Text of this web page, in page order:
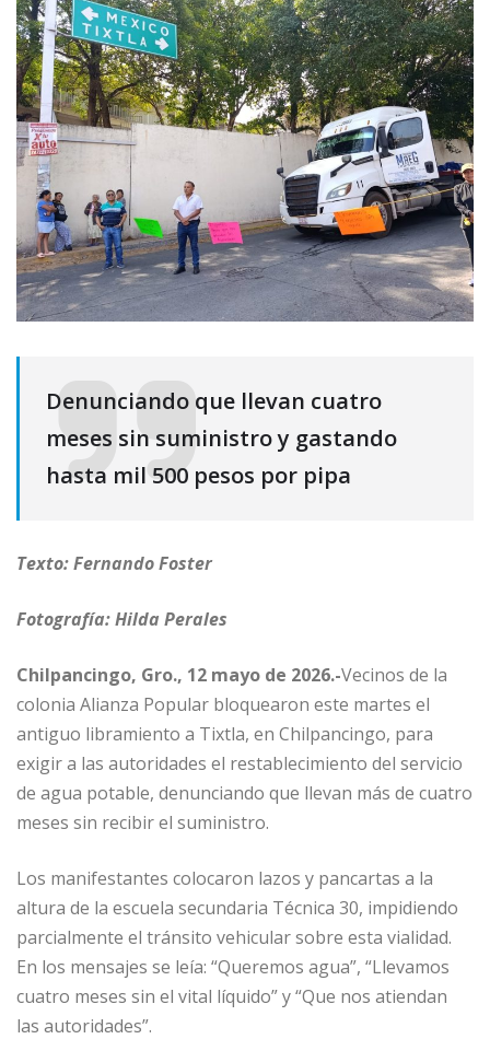
Denunciando que llevan cuatro
meses sin suministro y gastando
hasta mil 500 pesos por pipa
Texto: Fernando Foster
Fotografía: Hilda Perales
Chilpancingo, Gro., 12 mayo de 2026.-Vecinos de la
colonia Alianza Popular bloquearon este martes el
antiguo libramiento a Tixtla, en Chilpancingo, para
exigir a las autoridades el restablecimiento del servicio
de agua potable, denunciando que llevan más de cuatro
meses sin recibir el suministro.
Los manifestantes colocaron lazos y pancartas a la
altura de la escuela secundaria Técnica 30, impidiendo
parcialmente el tránsito vehicular sobre esta vialidad.
En los mensajes se leía: “Queremos agua”, “Llevamos
cuatro meses sin el vital líquido” y “Que nos atiendan
las autoridades”.